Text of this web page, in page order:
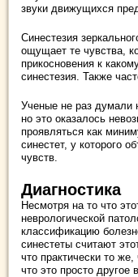
звуки движущихся
Синестезия
ощущает те чувства,
прикосновения к
синестезия. Также
Ученые не раз думали
но это оказалось
проявляться как
синестет, у которого
чувств.
Диагностика
Несмотря на то что
неврологической
классификацию
синестеты считают
что практически то
что это просто другое